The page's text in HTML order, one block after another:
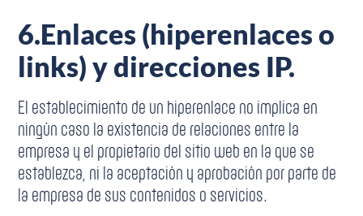
6.Enlaces (hiperenlaces o
links) y direcciones IP.
El establecimiento de un hiperenlace no implica en
ningún caso la existencia de relaciones entre la
empresa y el propietario del sitio web en la que se
establezca, ni la aceptación y aprobación por parte de
la empresa de sus contenidos o servicios.